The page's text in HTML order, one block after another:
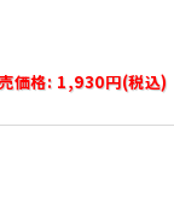
価格: 1,930円(税込)